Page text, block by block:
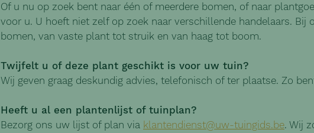
Of u nu op zoek bent naar één of meerdere bomen, of naar
voor u. U hoeft niet zelf op zoek naar verschillende handelaars.
bomen, van vaste plant tot struik en van haag tot boom.
Twijfelt u of deze plant geschikt is voor uw tuin?
Wij geven graag deskundig advies, telefonisch of ter plaatse. Zo
Heeft u al een plantenlijst of tuinplan?
Bezorg ons uw lijst of plan via klantendienst@uw-tuingids.be. Wij